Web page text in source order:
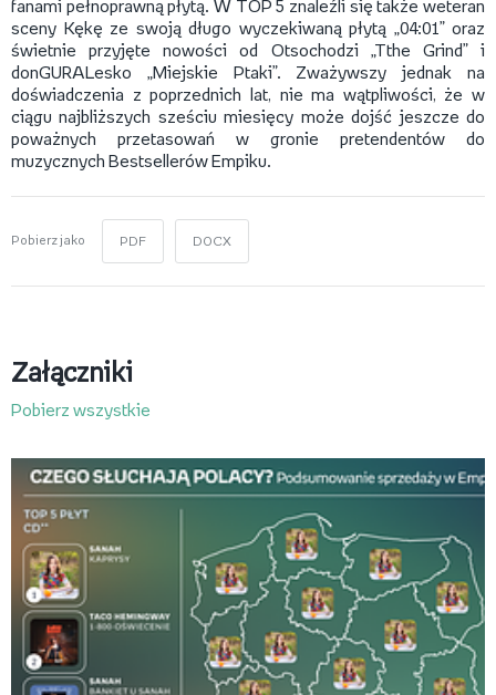
fanami pełnoprawną płytą. W TOP 5 znaleźli się także weteran
sceny Kękę ze swoją długo wyczekiwaną płytą „04:01” oraz
świetnie przyjęte nowości od Otsochodzi „Tthe Grind” i
donGURALesko „Miejskie Ptaki”. Zważywszy jednak na
doświadczenia z poprzednich lat, nie ma wątpliwości, że w
ciągu najbliższych sześciu miesięcy może dojść jeszcze do
poważnych przetasowań w gronie pretendentów do
muzycznych Bestsellerów Empiku.
Pobierz jako PDF DOCX
Załączniki
Pobierz wszystkie